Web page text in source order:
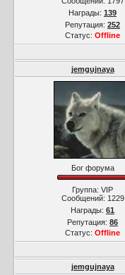
Награды: 139
Репутация: 252
Статус: Offline
jemgujnaya
Бог форума
Группа: VIP
Сообщений: 1229
Награды: 61
Репутация: 86
Статус: Offline
jemgujnaya